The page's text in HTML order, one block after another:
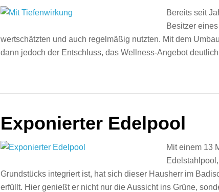
Bereits seit
Besitzer
wertschätzten und auch regelmäßig nutzten. Mit dem
dann jedoch der Entschluss, das Wellness-Angebot
Exponierter Edelpool
Mit einem 13
Grundstücks integriert ist, hat sich dieser Hausherr im
erfüllt. Hier genießt er nicht nur die Aussicht ins Grüne,